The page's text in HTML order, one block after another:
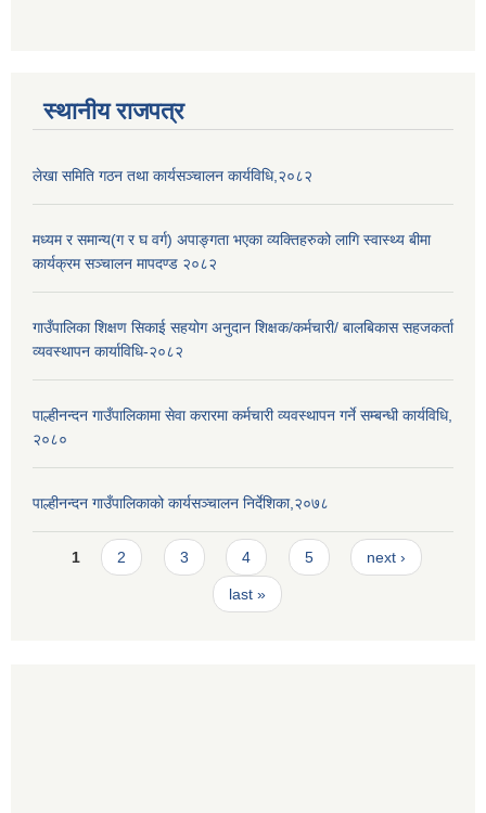
स्थानीय राजपत्र
लेखा समिति गठन तथा कार्यसञ्चालन कार्यविधि,२०८२
मध्यम र समान्य(ग र घ वर्ग) अपाङ्गता भएका व्यक्तिहरुको लागि स्वास्थ्य बीमा
कार्यक्रम सञ्चालन मापदण्ड २०८२
गाउँपालिका शिक्षण सिकाई सहयोग अनुदान शिक्षक/कर्मचारी/ बालबिकास सहजकर्ता
व्यवस्थापन कार्याविधि-२०८२
पाल्हीनन्दन गाउँपालिकामा सेवा करारमा कर्मचारी व्यवस्थापन गर्ने सम्बन्धी कार्यविधि,
२०८०
पाल्हीनन्दन गाउँपालिकाको कार्यसञ्चालन निर्देशिका,२०७८
Pages
1 2 3 4 5 next ›
last »